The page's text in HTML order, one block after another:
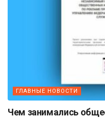
ГЛАВНЫЕ НОВОСТИ
Чем занимались